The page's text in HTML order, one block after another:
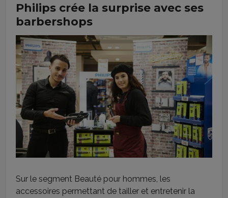
Philips crée la surprise avec ses
barbershops
Sur le segment Beauté pour hommes, les
accessoires permettant de tailler et entretenir la